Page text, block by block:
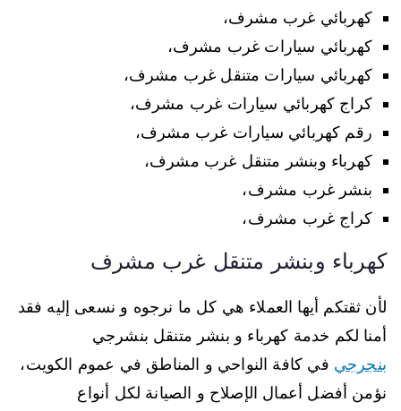
كهربائي غرب مشرف،
كهربائي سيارات غرب مشرف،
كهربائي سيارات متنقل غرب مشرف،
كراج كهربائي سيارات غرب مشرف،
رقم كهربائي سيارات غرب مشرف،
كهرباء وبنشر متنقل غرب مشرف،
بنشر غرب مشرف،
كراج غرب مشرف،
كهرباء وبنشر متنقل غرب مشرف
لأن ثقتكم أيها العملاء هي كل ما نرجوه و نسعى إليه فقد
أمنا لكم خدمة كهرباء و بنشر متنقل بنشرجي
بنجرجي في كافة النواحي و المناطق في عموم الكويت،
نؤمن أفضل أعمال الإصلاح و الصيانة لكل أنواع